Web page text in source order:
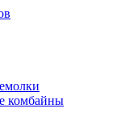
комбайны